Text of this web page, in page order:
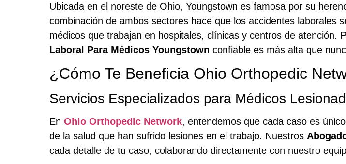
Ubicada en el noreste de Ohio, Youngstown es famosa por su
combinación de ambos sectores hace que los accidentes laborales
médicos que trabajan en hospitales, clínicas y centros de atención.
Laboral Para Médicos Youngstown confiable es más alta que
¿Cómo Te Beneficia Ohio Orthopedic
Servicios Especializados para Médicos
En Ohio Orthopedic Network, entendemos que cada caso es
de la salud que han sufrido lesiones en el trabajo. Nuestros
cada detalle de tu caso, colaborando directamente con nuestro